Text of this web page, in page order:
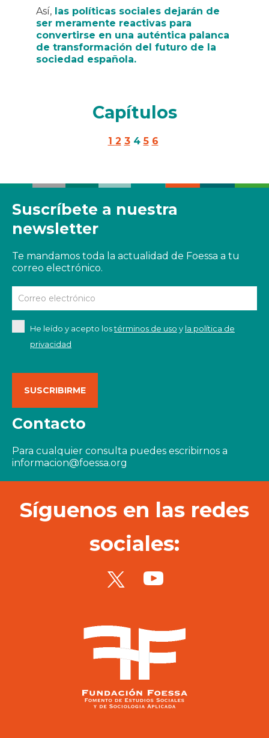
Así, las políticas sociales dejarán de
ser meramente reactivas para
convertirse en una auténtica palanca
de transformación del futuro de la
sociedad española.
Capítulos
1 2 3 45 6
Suscríbete a nuestra
newsletter
Te mandamos toda la actualidad de Foessa a tu
correo electrónico.
He leído y acepto lostérminos de uso y la política de
privacidad
Contacto
Para cualquier consulta puedes escribirnos a
informacion@foessa.org
Síguenos en las redes
sociales: